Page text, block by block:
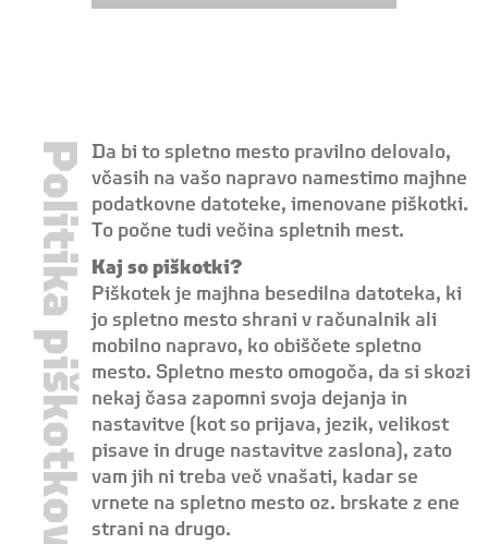
Politika piškotkov Da bi to spletno mesto pravilno delovalo,
včasih na vašo napravo namestimo majhne
podatkovne datoteke, imenovane piškotki.
To počne tudi večina spletnih mest.
Kaj so piškotki?
Piškotek je majhna besedilna datoteka, ki
jo spletno mesto shrani v računalnik ali
mobilno napravo, ko obiščete spletno
mesto. Spletno mesto omogoča, da si skozi
nekaj časa zapomni svoja dejanja in
nastavitve (kot so prijava, jezik, velikost
pisave in druge nastavitve zaslona), zato
vam jih ni treba več vnašati, kadar se
vrnete na spletno mesto oz. brskate z ene
strani na drugo.